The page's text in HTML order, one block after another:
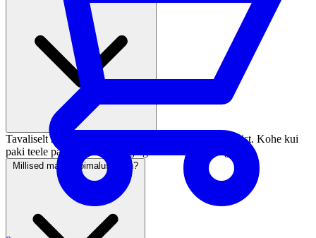
Tavaliselt 2–5 tööpäeva jooksul pärast makse laekumist. Kohe kui
paki teele paneme, saadame jälgimiskoodi e-postiga.
Millised maksevõimalused on?